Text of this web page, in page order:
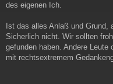
des eigenen Ich.
Ist das alles Anlaß und Grund,
Sicherlich nicht. Wir sollten
gefunden haben. Andere Leute
mit rechtsextremem